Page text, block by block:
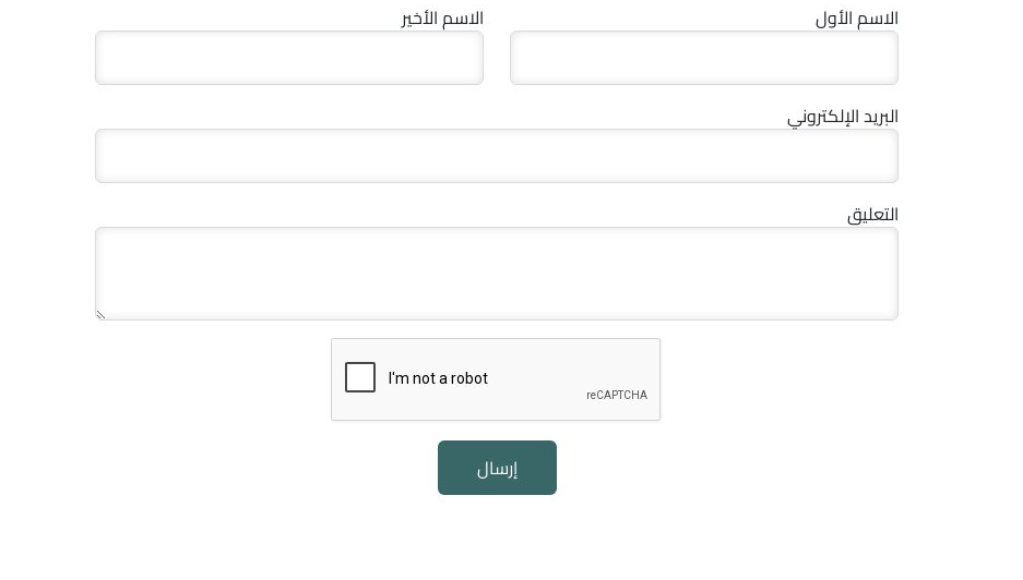
الاسم الأول الاسم الأخير
البريد الإلكتروني
التعليق
إرسال